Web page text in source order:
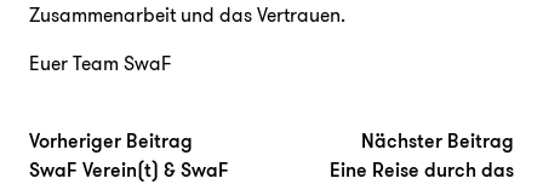
Zusammenarbeit und das Vertrauen.
Euer Team SwaF
Beitragsnavigation
Vorheriger Beitrag
SwaF Verein(t) & SwaF
Nächster Beitrag
Eine Reise durch das